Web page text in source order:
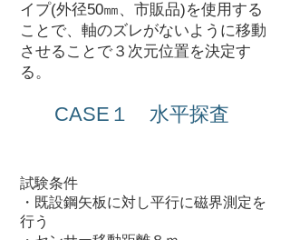
イプ(外径50㎜、市販品)を使用する
ことで、軸のズレがないように移動
させることで３次元位置を決定す
る。
CASE１ 水平探査
試験条件
・既設鋼矢板に対し平行に磁界測定を
行う